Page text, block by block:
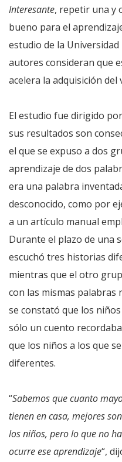
Interesante, repetir una y
bueno para el
estudio de la
autores consideran que
acelera la adquisición del
El estudio fue dirigido
sus resultados son
el que se expuso a dos
aprendizaje de dos
era una palabra
desconocido, como por
a un artículo manual
Durante el plazo de una
escuchó tres historias
mientras que el otro
con las mismas palabras
se constató que los
sólo un cuento
que los niños a los que
diferentes.
“Sabemos que cuanto
tienen en casa, mejores
los niños, pero lo que no
ocurre ese aprendizaje“,